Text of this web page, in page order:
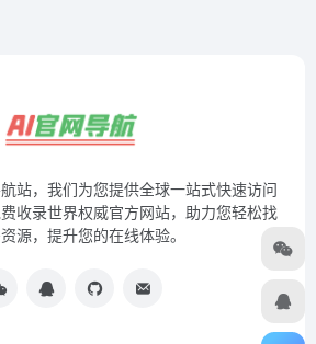
站，我们为您提供全球一站式快速访问
收录世界权威官方网站，助力您轻松找
源，提升您的在线体验。